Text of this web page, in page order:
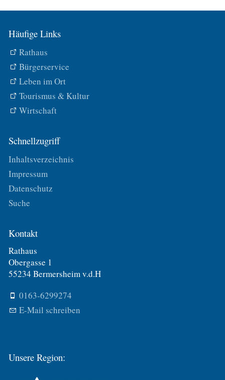
Häufige Links
Rathaus
Bürgerservice
Leben im Ort
Tourismus & Kultur
Wirtschaft
Schnellzugriff
Inhaltsverzeichnis
Impressum
Datenschutz
Suche
Kontakt
Rathaus
Obergasse 1
55234 Bermersheim v.d.H
0163-6299274
E-Mail schreiben
Unsere Region: